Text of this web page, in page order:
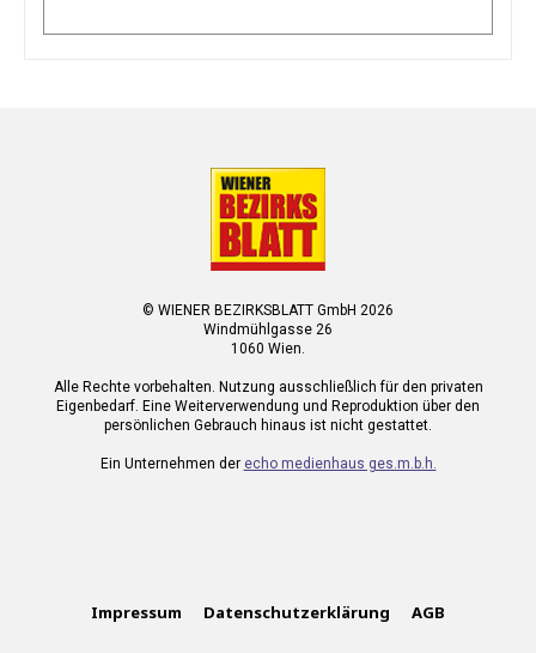
© WIENER BEZIRKSBLATT GmbH 2026
Windmühlgasse 26
1060 Wien.
Alle Rechte vorbehalten. Nutzung ausschließlich für den privaten
Eigenbedarf. Eine Weiterverwendung und Reproduktion über den
persönlichen Gebrauch hinaus ist nicht gestattet.
Ein Unternehmen der echo medienhaus ges.m.b.h.
Impressum Datenschutzerklärung AGB